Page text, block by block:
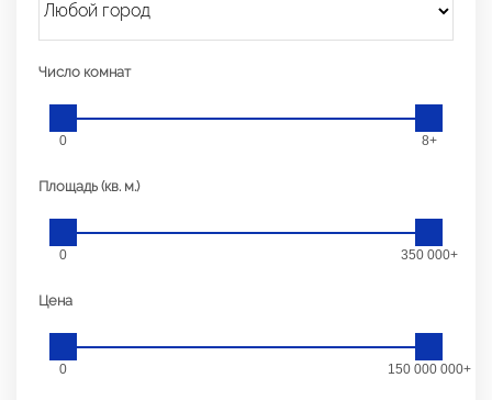
Число комнат
0 8+
Площадь (кв. м.)
0 350 000+
Цена
0 150 000 000+